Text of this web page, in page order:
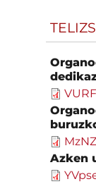
Azken